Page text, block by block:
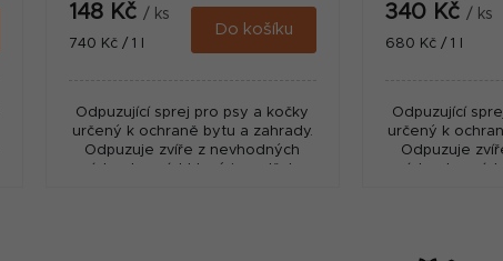
148 Kč/ ks
Měrná
740 Kč / 1 l
Do košíku
Odpuzující sprej pro psy a kočky
určený k ochraně bytu a zahrady.
Odpuzuje zvíře z nevhodných
340 Kč / ks
Měrná
680 Kč / 1 l
Odpuzující
určený k
Odpuzuje